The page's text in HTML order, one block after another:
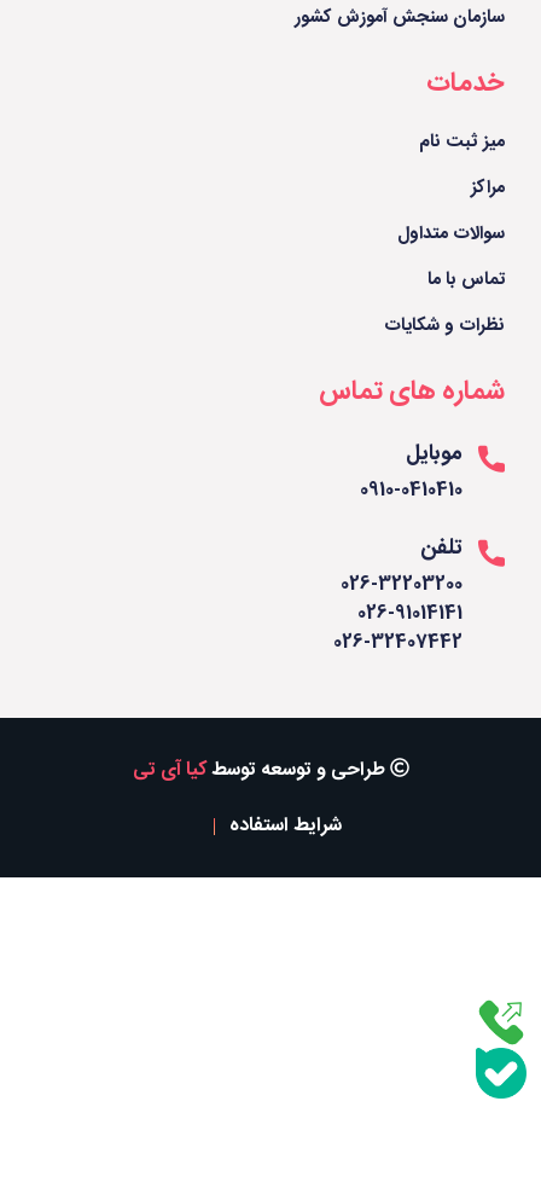
سازمان سنجش آموزش کشور
خدمات
میز ثبت نام
سوالات متداول
تماس با ما
نظرات و شکایات
شماره های تماس
موبایل
0910-0410410
تلفن
026-32203200
026-91014141
026-32407442
طراحی و توسعه توسطکیا آی تی
شرایط استفاده